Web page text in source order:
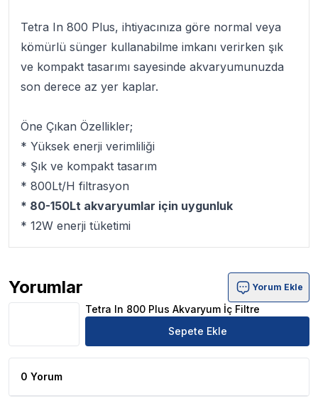
Tetra In 800 Plus, ihtiyacınıza göre normal veya
kömürlü sünger kullanabilme imkanı verirken şık
ve kompakt tasarımı sayesinde akvaryumunuzda
son derece az yer kaplar.
Öne Çıkan Özellikler;
* Yüksek enerji verimliliği
* Şık ve kompakt tasarım
* 800Lt/H filtrasyon
* 80-150Lt akvaryumlar için uygunluk
* 12W enerji tüketimi
Yorumlar
Tetra In 800 Plus Akvaryum İç Filtre Ürün Yorumları
Yorum Ekle
Tetra In 800 Plus Akvaryum İç Filtre
Sepete Ekle
0 Yorum